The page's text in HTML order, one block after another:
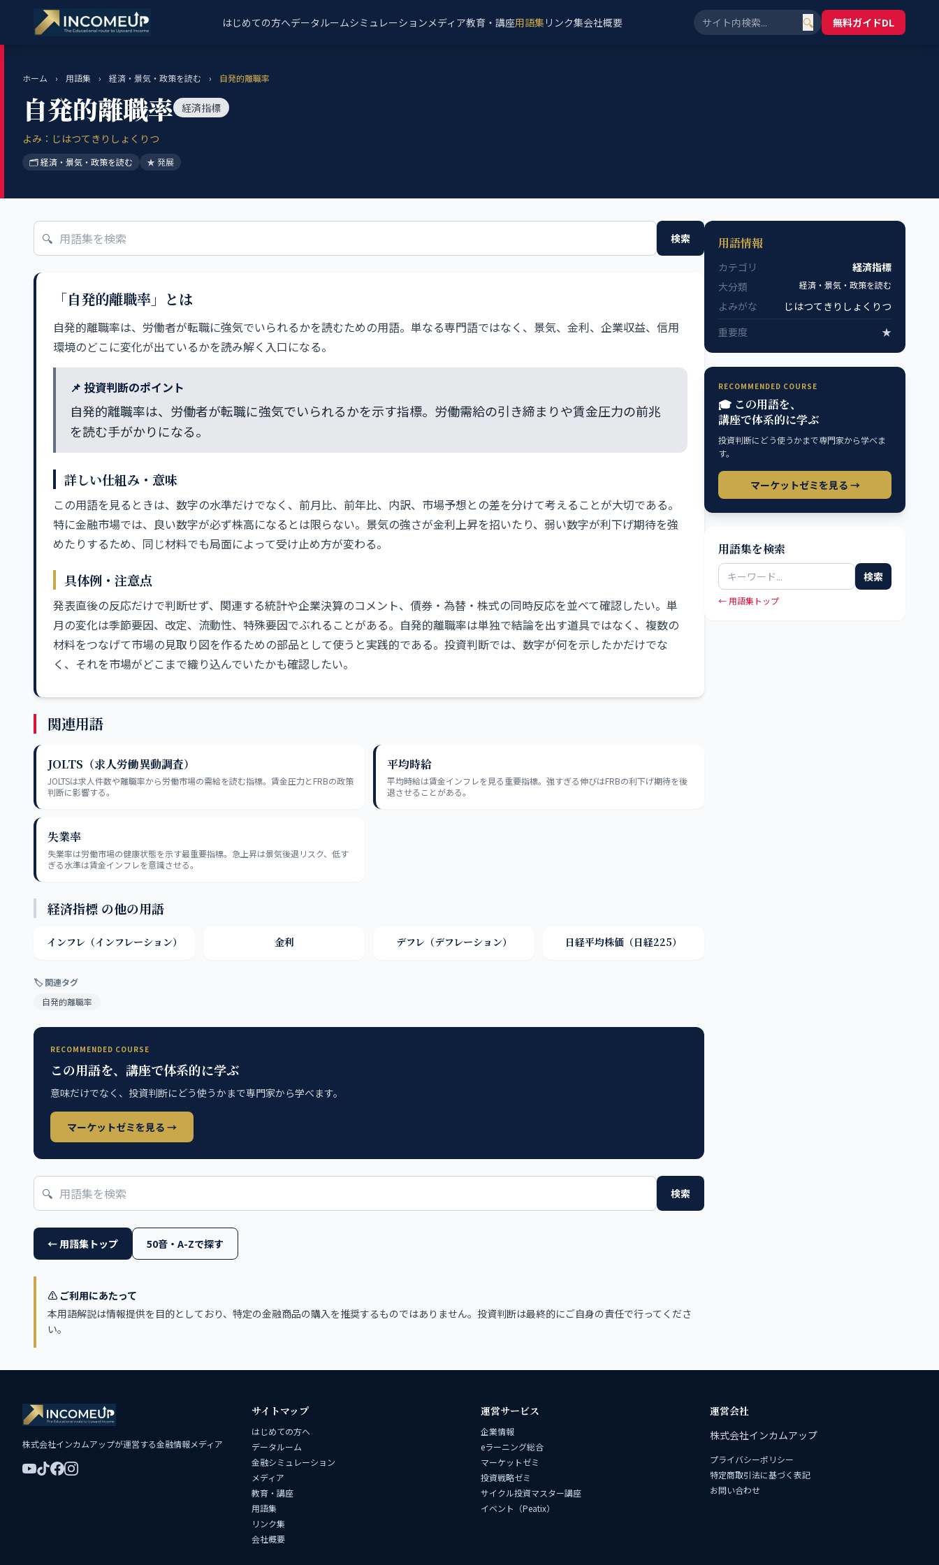
はじめての方へデータルームシミュレーションメディア教育・講座用語集 リンク集会社概要 🔍 無料ガイドDL
ホーム › 用語集 › 経済・景気・政策を読む › 自発的離職率
自発的離職率 経済指標
よみ：じはつてきりしょくりつ
🗂 経済・景気・政策を読む ★ 発展
🔍 検索
「自発的離職率」とは
自発的離職率は、労働者が転職に強気でいられるかを読むための用語。単なる専門語ではなく、景気、金利、企業収益、信用
環境のどこに変化が出ているかを読み解く入口になる。
📌 投資判断のポイント
自発的離職率は、労働者が転職に強気でいられるかを示す指標。労働需給の引き締まりや賃金圧力の前兆
を読む手がかりになる。
詳しい仕組み・意味
この用語を見るときは、数字の水準だけでなく、前月比、前年比、内訳、市場予想との差を分けて考えることが大切である。
特に金融市場では、良い数字が必ず株高になるとは限らない。景気の強さが金利上昇を招いたり、弱い数字が利下げ期待を強
めたりするため、同じ材料でも局面によって受け止め方が変わる。
具体例・注意点
発表直後の反応だけで判断せず、関連する統計や企業決算のコメント、債券・為替・株式の同時反応を並べて確認したい。単
月の変化は季節要因、改定、流動性、特殊要因でぶれることがある。自発的離職率は単独で結論を出す道具ではなく、複数の
材料をつなげて市場の見取り図を作るための部品として使うと実践的である。投資判断では、数字が何を示したかだけでな
く、それを市場がどこまで織り込んでいたかも確認したい。
関連用語
JOLTS（求人労働異動調査）
JOLTSは求人件数や離職率から労働市場の需給を読む指標。賃金圧力とFRBの政策
判断に影響する。
平均時給
平均時給は賃金インフレを見る重要指標。強すぎる伸びはFRBの利下げ期待を後
退させることがある。
失業率
失業率は労働市場の健康状態を示す最重要指標。急上昇は景気後退リスク、低す
ぎる水準は賃金インフレを意識させる。
経済指標 の他の用語
インフレ（インフレーション） 金利 デフレ（デフレーション） 日経平均株価（日経225）
🏷 関連タグ
自発的離職率
RECOMMENDED COURSE
この用語を、講座で体系的に学ぶ
意味だけでなく、投資判断にどう使うかまで専門家から学べます。
マーケットゼミを見る →
🔍 検索
← 用語集トップ 50音・A-Zで探す
⚠️ ご利用にあたって
本用語解説は情報提供を目的としており、特定の金融商品の購入を推奨するものではありません。投資判断は最終的にご自身の責任で行ってくださ
い。
用語情報
カテゴリ
経済指標
大分類
経済・景気・政策を読む
よみがな
じはつてきりしょくりつ
重要度
★
RECOMMENDED COURSE
🎓 この用語を、
講座で体系的に学ぶ
投資判断にどう使うかまで専門家から学べま
す。
マーケットゼミを見る →
用語集を検索
検索
← 用語集トップ
株式会社インカムアップが運営する金融情報メディア
サイトマップ
はじめての方へ
データルーム
金融シミュレーション
メディア
教育・講座
用語集
リンク集
会社概要
運営サービス
企業情報
eラーニング総合
マーケットゼミ
投資戦略ゼミ
サイクル投資マスター講座
イベント（Peatix）
運営会社
株式会社インカムアップ
プライバシーポリシー
特定商取引法に基づく表記
お問い合わせ